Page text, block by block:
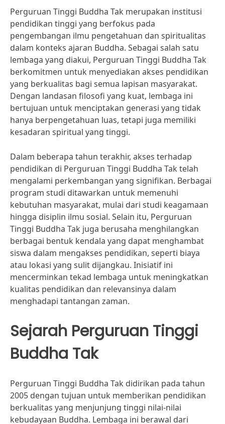
Perguruan Tinggi Buddha Tak merupakan institusi
pendidikan tinggi yang berfokus pada
pengembangan ilmu pengetahuan dan spiritualitas
dalam konteks ajaran Buddha. Sebagai salah satu
lembaga yang diakui, Perguruan Tinggi Buddha Tak
berkomitmen untuk menyediakan akses pendidikan
yang berkualitas bagi semua lapisan masyarakat.
Dengan landasan filosofi yang kuat, lembaga ini
bertujuan untuk menciptakan generasi yang tidak
hanya berpengetahuan luas, tetapi juga memiliki
kesadaran spiritual yang tinggi.
Dalam beberapa tahun terakhir, akses terhadap
pendidikan di Perguruan Tinggi Buddha Tak telah
mengalami perkembangan yang signifikan. Berbagai
program studi ditawarkan untuk memenuhi
kebutuhan masyarakat, mulai dari studi keagamaan
hingga disiplin ilmu sosial. Selain itu, Perguruan
Tinggi Buddha Tak juga berusaha menghilangkan
berbagai bentuk kendala yang dapat menghambat
siswa dalam mengakses pendidikan, seperti biaya
atau lokasi yang sulit dijangkau. Inisiatif ini
mencerminkan tekad lembaga untuk meningkatkan
kualitas pendidikan dan relevansinya dalam
menghadapi tantangan zaman.
Sejarah Perguruan Tinggi
Buddha Tak
Perguruan Tinggi Buddha Tak didirikan pada tahun
2005 dengan tujuan untuk memberikan pendidikan
berkualitas yang menjunjung tinggi nilai-nilai
kebudayaan Buddha. Lembaga ini berawal dari